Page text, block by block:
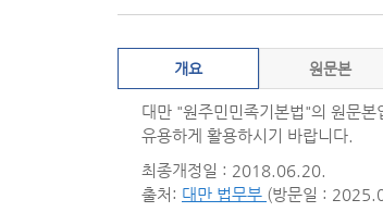
개요 원문본
대만 "원주민민족기본법"의 원문본
유용하게 활용하시기 바랍니다.
최종개정일 : 2018.06.20.
출처: 대만 법무부 (방문일 :